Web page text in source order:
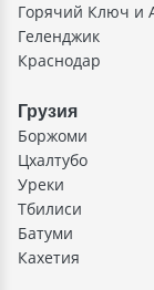
Горячий Ключ и
Геленджик
Краснодар
Грузия
Боржоми
Цхалтубо
Уреки
Тбилиси
Батуми
Кахетия